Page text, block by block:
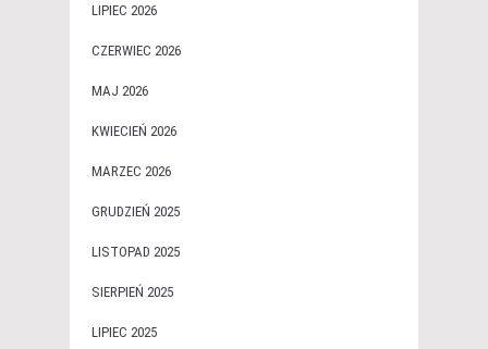
LIPIEC 2026
CZERWIEC 2026
MAJ 2026
KWIECIEŃ 2026
MARZEC 2026
GRUDZIEŃ 2025
LISTOPAD 2025
SIERPIEŃ 2025
LIPIEC 2025